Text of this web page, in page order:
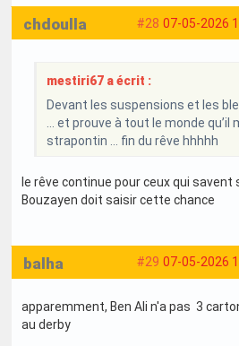
#28 07-05-2026
chdoulla
mestiri67 a écrit :
Devant les suspensions et les
… et prouve à tout le monde qu’il
strapontin … fin du rêve hhhhh
le rêve continue pour ceux qui savent
Bouzayen doit saisir cette chance
#29 07-05-2026
balha
apparemment, Ben Ali n'a pas 3
au derby